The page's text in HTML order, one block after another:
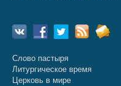
Слово пастыря
Литургическое время
Церковь в мире